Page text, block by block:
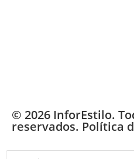
© 2026 InforEstilo.
reservados. Política